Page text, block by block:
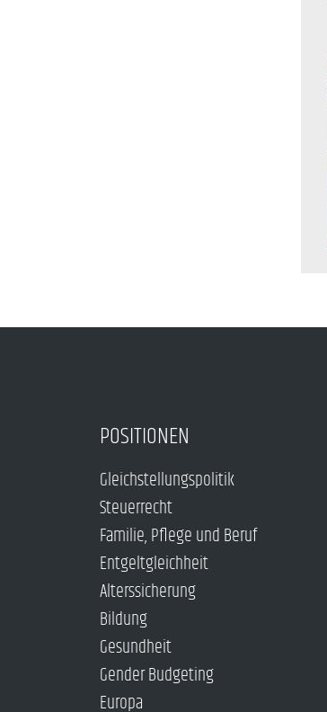
POSITIONEN
Gleichstellungspolitik
Steuerrecht
Familie, Pflege und Beruf
Entgeltgleichheit
Alterssicherung
Bildung
Gesundheit
Gender Budgeting
Europa